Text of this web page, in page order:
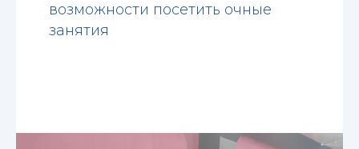
возможности посетить очные
занятия